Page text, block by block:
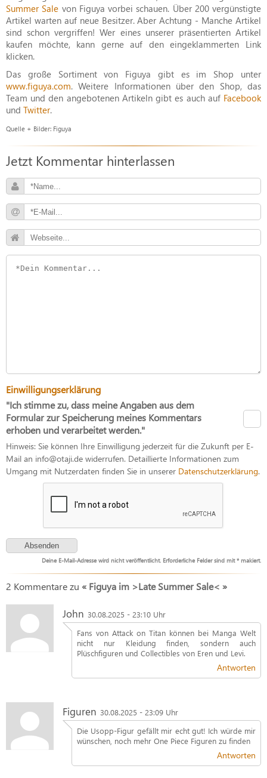
Summer Sale von Figuya vorbei schauen. Über 200 vergünstigte
Artikel warten auf neue Besitzer. Aber Achtung - Manche Artikel
sind schon vergriffen! Wer eines unserer präsentierten Artikel
kaufen möchte, kann gerne auf den eingeklammerten Link
klicken.
Das große Sortiment von Figuya gibt es im Shop unter
www.figuya.com. Weitere Informationen über den Shop, das
Team und den angebotenen Artikeln gibt es auch auf Facebook
und Twitter.
Quelle + Bilder: Figuya
Jetzt Kommentar hinterlassen
Einwilligungserklärung
"Ich stimme zu, dass meine Angaben aus dem
Formular zur Speicherung meines Kommentars
erhoben und verarbeitet werden."
Hinweis: Sie können Ihre Einwilligung jederzeit für die Zukunft per E-
Mail an info@otaji.de widerrufen. Detaillierte Informationen zum
Umgang mit Nutzerdaten finden Sie in unserer Datenschutzerklärung.
Deine E-Mail-Adresse wird nicht veröffentlicht. Erforderliche Felder sind mit * makiert.
2 Kommentare zu « Figuya im >Late Summer Sale< »
John 30.08.2025 - 23:10 Uhr
Fans von Attack on Titan können bei Manga Welt
nicht nur Kleidung finden, sondern auch
Plüschfiguren und Collectibles von Eren und Levi.
Antworten
Figuren 30.08.2025 - 23:09 Uhr
Die Usopp-Figur gefällt mir echt gut! Ich würde mir
wünschen, noch mehr One Piece Figuren zu finden
Antworten